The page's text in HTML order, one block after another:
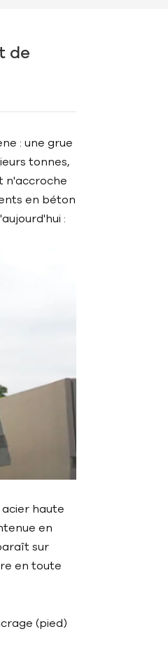
de
: une grue
tonnes,
n'accroche
en béton
:
haute
en
sur
en toute
(pied)